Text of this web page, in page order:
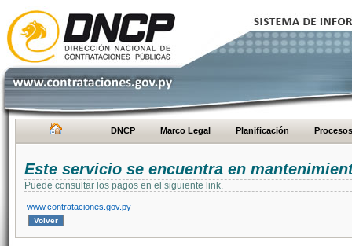
DNCP Marco Legal Planificación Procesos
Este servicio se encuentra en
Puede consultar los pagos en el siguiente link.
www.contrataciones.gov.py